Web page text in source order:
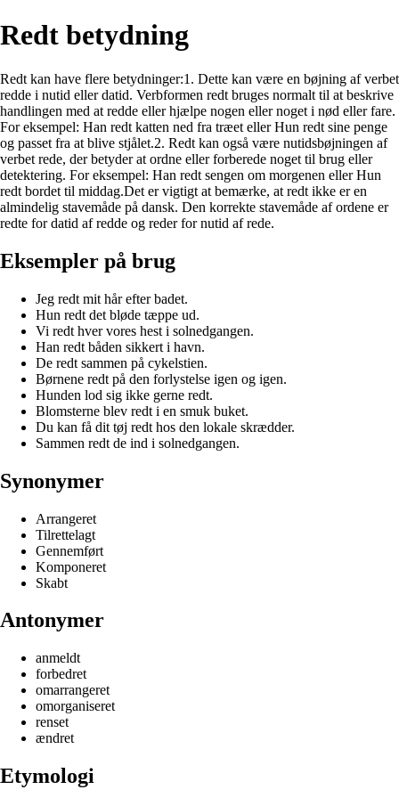
Redt betydning
Redt kan have flere betydninger:1. Dette kan være en bøjning af verbet
redde i nutid eller datid. Verbformen redt bruges normalt til at beskrive
handlingen med at redde eller hjælpe nogen eller noget i nød eller fare.
For eksempel: Han redt katten ned fra træet eller Hun redt sine penge
og passet fra at blive stjålet.2. Redt kan også være nutidsbøjningen af
verbet rede, der betyder at ordne eller forberede noget til brug eller
detektering. For eksempel: Han redt sengen om morgenen eller Hun
redt bordet til middag.Det er vigtigt at bemærke, at redt ikke er en
almindelig stavemåde på dansk. Den korrekte stavemåde af ordene er
redte for datid af redde og reder for nutid af rede.
Eksempler på brug
Jeg redt mit hår efter badet.
Hun redt det bløde tæppe ud.
Vi redt hver vores hest i solnedgangen.
Han redt båden sikkert i havn.
De redt sammen på cykelstien.
Børnene redt på den forlystelse igen og igen.
Hunden lod sig ikke gerne redt.
Blomsterne blev redt i en smuk buket.
Du kan få dit tøj redt hos den lokale skrædder.
Sammen redt de ind i solnedgangen.
Synonymer
Arrangeret
Tilrettelagt
Gennemført
Komponeret
Skabt
Antonymer
anmeldt
forbedret
omarrangeret
omorganiseret
renset
ændret
Etymologi